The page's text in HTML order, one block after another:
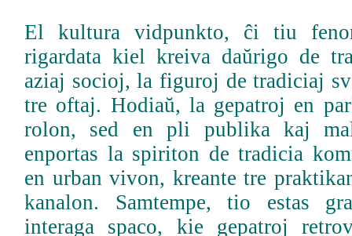
El kultura vidpunkto, ĉi tiu
rigardata kiel kreiva daŭrigo de
aziaj socioj, la figuroj de tradiciaj
tre oftaj. Hodiaŭ, la gepatroj en
rolon, sed en pli publika kaj
enportas la spiriton de tradicia
en urban vivon, kreante tre
kanalon. Samtempe, tio estas
interaga spaco, kie gepatroj